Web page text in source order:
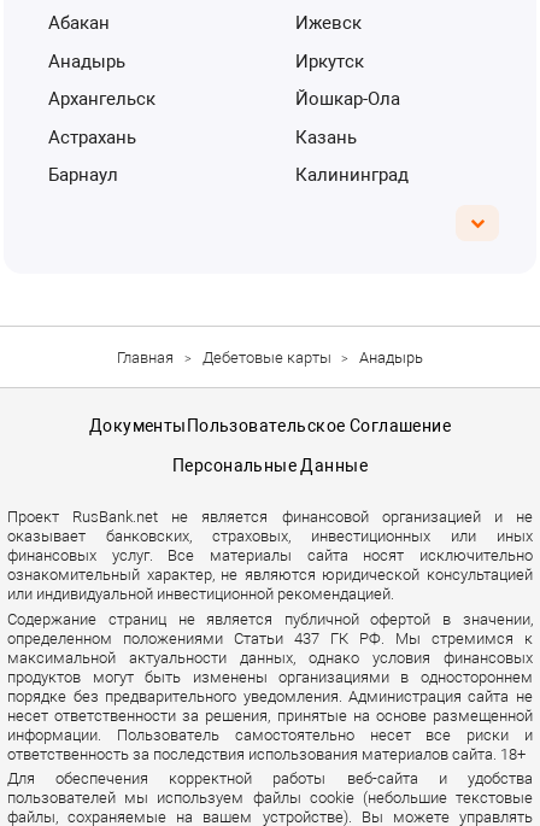
Абакан
Анадырь
Архангельск
Астрахань
Барнаул
Ижевск
Иркутск
Йошкар-Ола
Казань
Калининград
Главная Дебетовые карты Анадырь
Документы Пользовательское Соглашение
Персональные Данные
Проект RusBank.net не является финансовой организацией и не
оказывает банковских, страховых, инвестиционных или иных
финансовых услуг. Все материалы сайта носят исключительно
ознакомительный характер, не являются юридической консультацией
или индивидуальной инвестиционной рекомендацией.
Содержание страниц не является публичной офертой в значении,
определенном положениями Статьи 437 ГК РФ. Мы стремимся к
максимальной актуальности данных, однако условия финансовых
продуктов могут быть изменены организациями в одностороннем
порядке без предварительного уведомления. Администрация сайта не
несет ответственности за решения, принятые на основе размещенной
информации. Пользователь самостоятельно несет все риски и
ответственность за последствия использования материалов сайта. 18+
Для обеспечения корректной работы веб-сайта и удобства
пользователей мы используем файлы cookie (небольшие текстовые
файлы, сохраняемые на вашем устройстве). Вы можете управлять